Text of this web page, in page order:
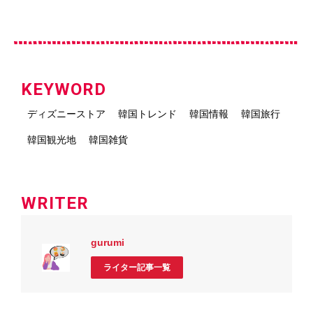
KEYWORD
ディズニーストア 韓国トレンド 韓国情報 韓国旅行
韓国観光地 韓国雑貨
WRITER
gurumi
ライター記事一覧